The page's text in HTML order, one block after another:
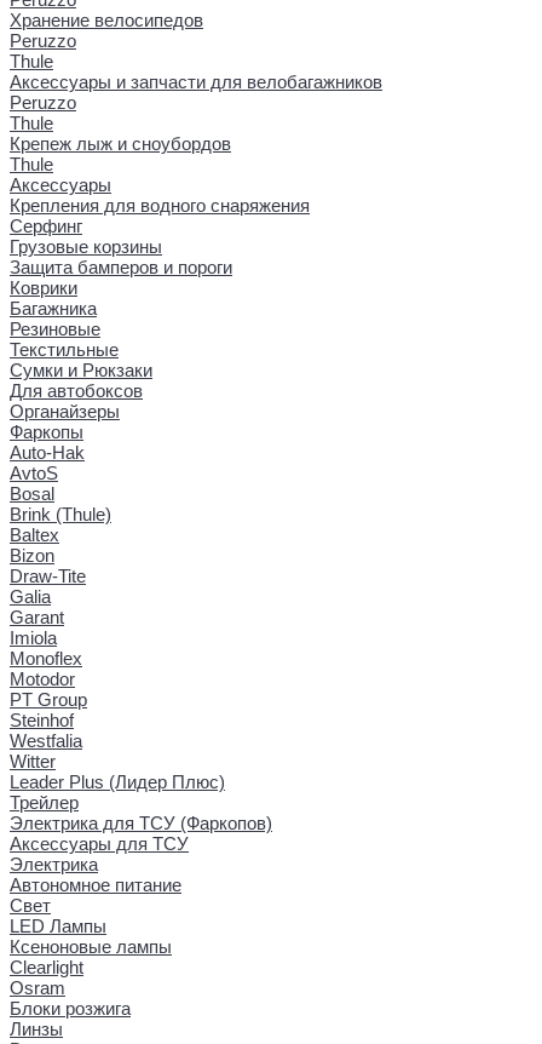
Хранение велосипедов
Peruzzo
Thule
Аксессуары и запчасти для велобагажников
Peruzzo
Thule
Крепеж лыж и сноубордов
Thule
Аксессуары
Крепления для водного снаряжения
Серфинг
Грузовые корзины
Защита бамперов и пороги
Коврики
Багажника
Резиновые
Текстильные
Сумки и Рюкзаки
Для автобоксов
Органайзеры
Фаркопы
Auto-Hak
AvtoS
Bosal
Brink (Thule)
Baltex
Bizon
Draw-Tite
Galia
Garant
Imiola
Monoflex
Motodor
PT Group
Steinhof
Westfalia
Witter
Leader Plus (Лидер Плюс)
Трейлер
Электрика для ТСУ (Фаркопов)
Аксессуары для ТСУ
Электрика
Автономное питание
Свет
LED Лампы
Ксеноновые лампы
Clearlight
Osram
Блоки розжига
Линзы